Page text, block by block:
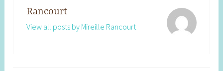
Rancourt
View all posts by Mireille Rancourt